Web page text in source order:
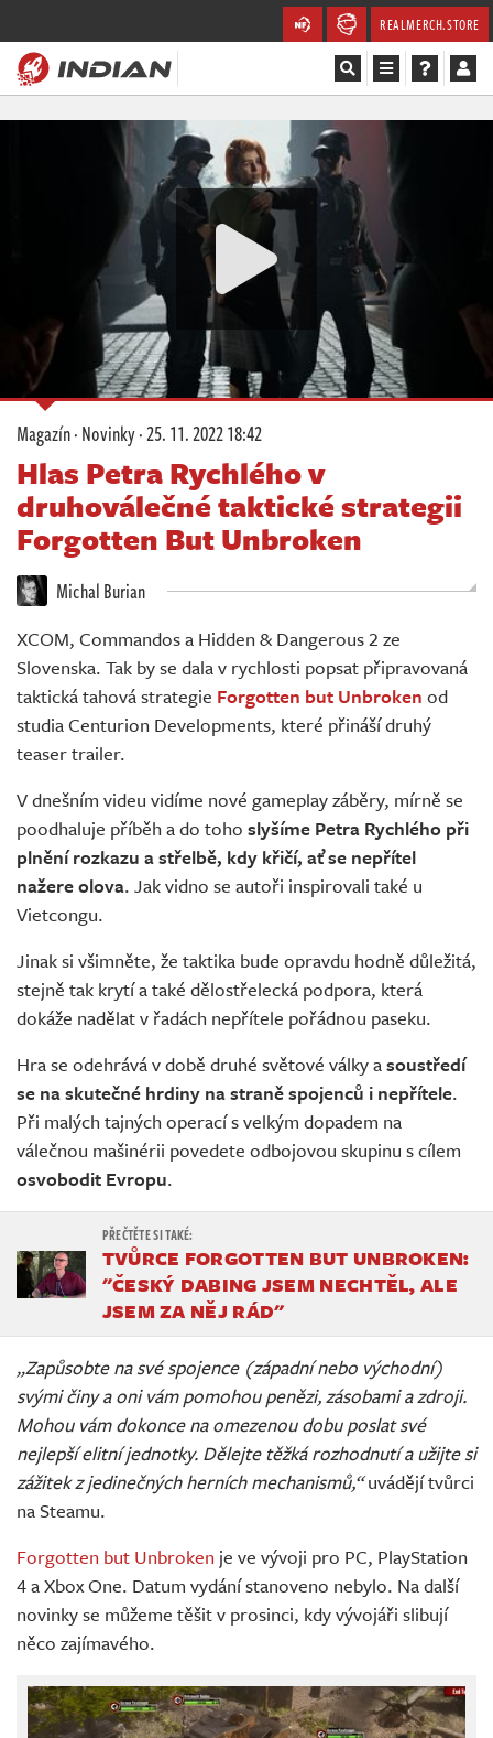
REALMERCH.STORE
Databáze
Komunita
Redakce
Živě
Magazín·Novinky·25. 11. 2022 18:42
Hlas Petra Rychlého v
druhoválečné taktické strategii
Forgotten But Unbroken
Michal Burian
XCOM, Commandos a Hidden & Dangerous 2 ze
Slovenska. Tak by se dala v rychlosti popsat připravovaná
taktická tahová strategie Forgotten but Unbroken od
studia Centurion Developments, které přináší druhý
teaser trailer.
V dnešním videu vidíme nové gameplay záběry, mírně se
poodhaluje příběh a do toho slyšíme Petra Rychlého při
plnění rozkazu a střelbě, kdy křičí, ať se nepřítel
nažere olova. Jak vidno se autoři inspirovali také u
Vietcongu.
Jinak si všimněte, že taktika bude opravdu hodně důležitá,
stejně tak krytí a také dělostřelecká podpora, která
dokáže nadělat v řadách nepřítele pořádnou paseku.
Hra se odehrává v době druhé světové války asoustředí
se na skutečné hrdiny na straně spojenců i nepřítele.
Při malých tajných operací s velkým dopadem na
válečnou mašinérii povedete odbojovou skupinu s cílem
osvobodit Evropu.
TVŮRCE FORGOTTEN BUT UNBROKEN:
"ČESKÝ DABING JSEM NECHTĚL, ALE
JSEM ZA NĚJ RÁD"
„Zapůsobte na své spojence (západní nebo východní)
svými činy a oni vám pomohou penězi, zásobami a zdroji.
Mohou vám dokonce na omezenou dobu poslat své
nejlepší elitní jednotky. Dělejte těžká rozhodnutí a užijte si
zážitek z jedinečných herních mechanismů,“uvádějí tvůrci
na Steamu.
Forgotten but Unbroken je ve vývoji pro PC, PlayStation
4 a Xbox One. Datum vydání stanoveno nebylo. Na další
novinky se můžeme těšit v prosinci, kdy vývojáři slibují
něco zajímavého.